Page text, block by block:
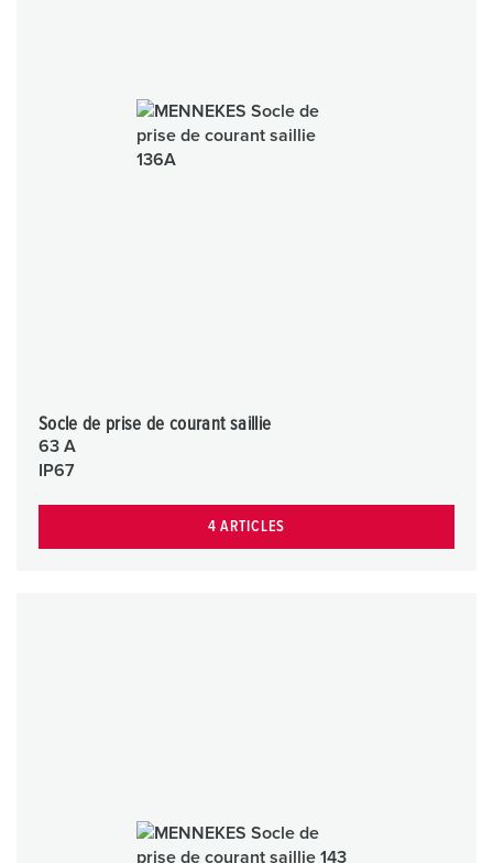
Socle de prise de courant saillie
63 A
IP67
4 ARTICLES